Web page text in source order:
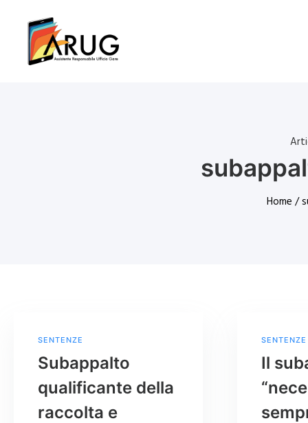
Home /
SENTENZE
Subappalto
qualificante della
raccolta e
SENTENZE
Il